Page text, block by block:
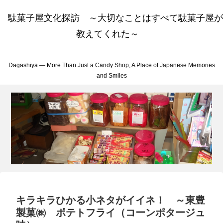
駄菓子屋文化探訪 ～大切なことはすべて駄菓子屋が
教えてくれた～
Dagashiya — More Than Just a Candy Shop, A Place of Japanese Memories
and Smiles
キラキラひかる小ネタがイイネ！ ～東豊
製菓㈱ ポテトフライ（コーンポタージュ